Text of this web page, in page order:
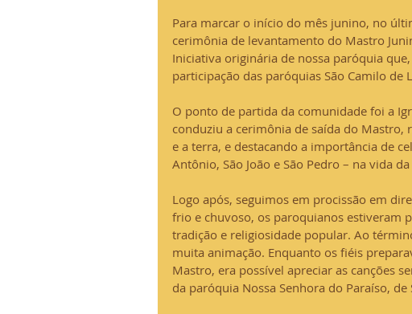
Para marcar o início do mês junino, no
cerimônia de levantamento do Mastro
Iniciativa originária de nossa paróquia
participação das paróquias São Camilo de
O ponto de partida da comunidade foi a
conduziu a cerimônia de saída do Mastro,
e a terra, e destacando a importância de
Antônio, São João e São Pedro – na vida
Logo após, seguimos em procissão em
frio e chuvoso, os paroquianos estiveram
tradição e religiosidade popular. Ao
muita animação. Enquanto os fiéis
Mastro, era possível apreciar as canções
da paróquia Nossa Senhora do Paraíso, de